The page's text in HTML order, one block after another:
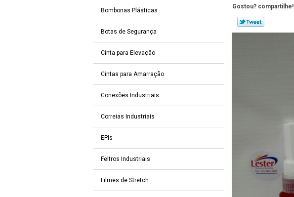
Bombonas Plásticas
Botas de Segurança
Cinta para Elevação
Cintas para Amarração
Conexões Industriais
Correias Industriais
EPIs
Feltros Industriais
Filmes de Stretch
Gostou? compartilhe!